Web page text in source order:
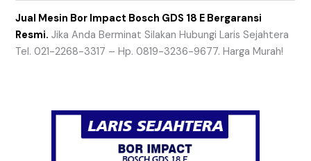
Jual Mesin Bor Impact Bosch GDS 18 E Bergaransi
Resmi. Jika Anda Berminat Silakan Hubungi Laris Sejahtera
Tel. 021-2268-3317 – Hp. 0819-3236-9677. Harga Murah!